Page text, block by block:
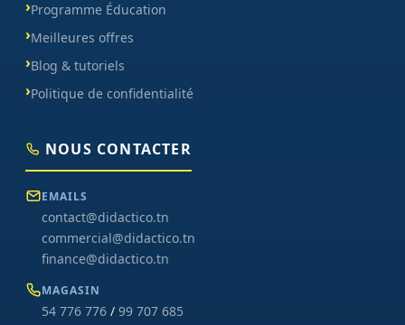
Programme Éducation
Meilleures offres
Blog & tutoriels
Politique de confidentialité
NOUS CONTACTER
EMAILS
contact@didactico.tn
commercial@didactico.tn
finance@didactico.tn
MAGASIN
54 776 776 / 99 707 685